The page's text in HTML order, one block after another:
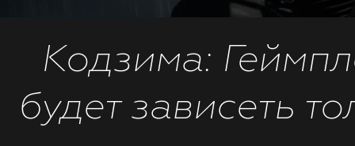
Кодзима:
будет зависеть